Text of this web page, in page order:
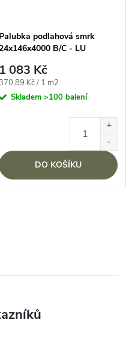
Palubka podlahová smrk
24x146x4000 B/C - LU
1 083 Kč
Měrná
370,89 Kč / 1 m2
Skladem >100 balení
DO KOŠÍKU